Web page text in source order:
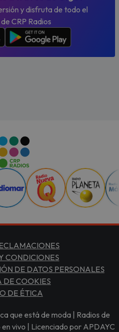
y disfruta de todo el
CRP Radios
CONDICIONES
DE DATOS PERSONALES
DE COOKIES
DE ÉTICA
que está de moda | Radios de
vivo | Licenciado por APDAYC